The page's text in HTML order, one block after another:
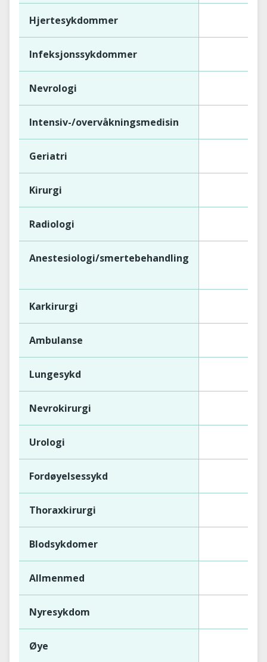
Hjertesykdommer
Infeksjonssykdommer
Nevrologi
Intensiv-/overvåkningsmedisin
Geriatri
Kirurgi
Radiologi
Anestesiologi/smertebehandling
Karkirurgi
Ambulanse
Lungesykd
Nevrokirurgi
Urologi
Fordøyelsessykd
Thoraxkirurgi
Blodsykdomer
Allmenmed
Nyresykdom
Øye